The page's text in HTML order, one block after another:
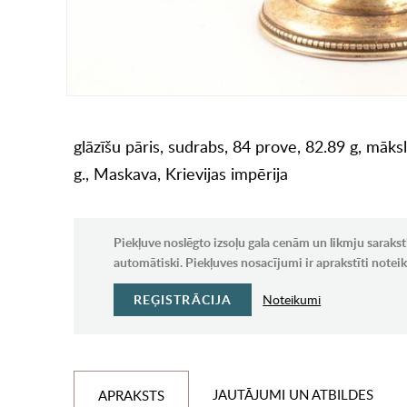
glāzīšu pāris, sudrabs, 84 prove, 82.89 g,
g., Maskava, Krievijas impērija
Piekļuve noslēgto izsoļu gala cenām un likmju
automātiski. Piekļuves nosacījumi ir aprakstīti
REĢISTRĀCIJA Noteikumi
APRAKSTS JAUTĀJUMI UN ATBILDES